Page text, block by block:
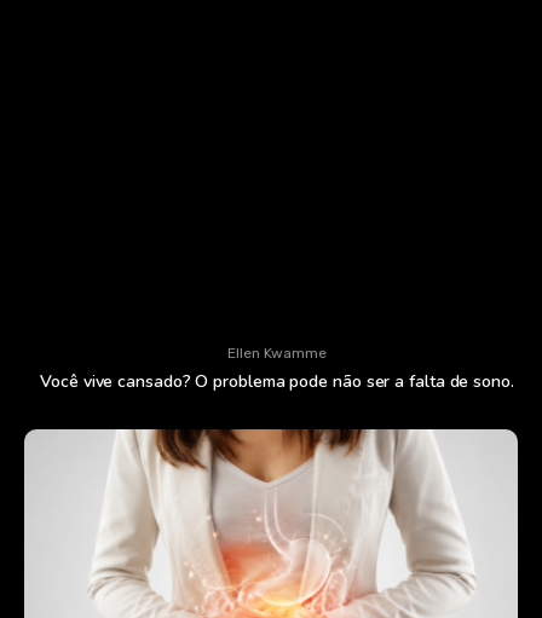
Ellen Kwamme
Você vive cansado? O problema pode não ser a falta de sono.